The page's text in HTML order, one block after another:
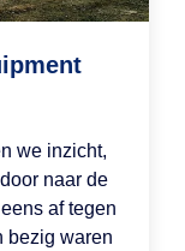
we inzicht,
naar de
af tegen
bezig waren